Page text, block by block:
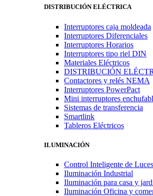
DISTRIBUCIÓN ELÉCTRICA
Interruptores caja moldeada
Interruptores Diferenciales
Interruptores Horarios
Interruptores tipo riel DIN
Materiales Eléctricos
DISTRIBUCIÓN
Contactores y relés NEMA
Interruptores PowerPact
Mini interruptores
Sistemas de transferencia
Smartlink
Tableros Eléctricos
ILUMINACIÓN
Control Inteligente de Luces
Iluminación Industrial
Iluminación para casa y
Iluminación Oficina y